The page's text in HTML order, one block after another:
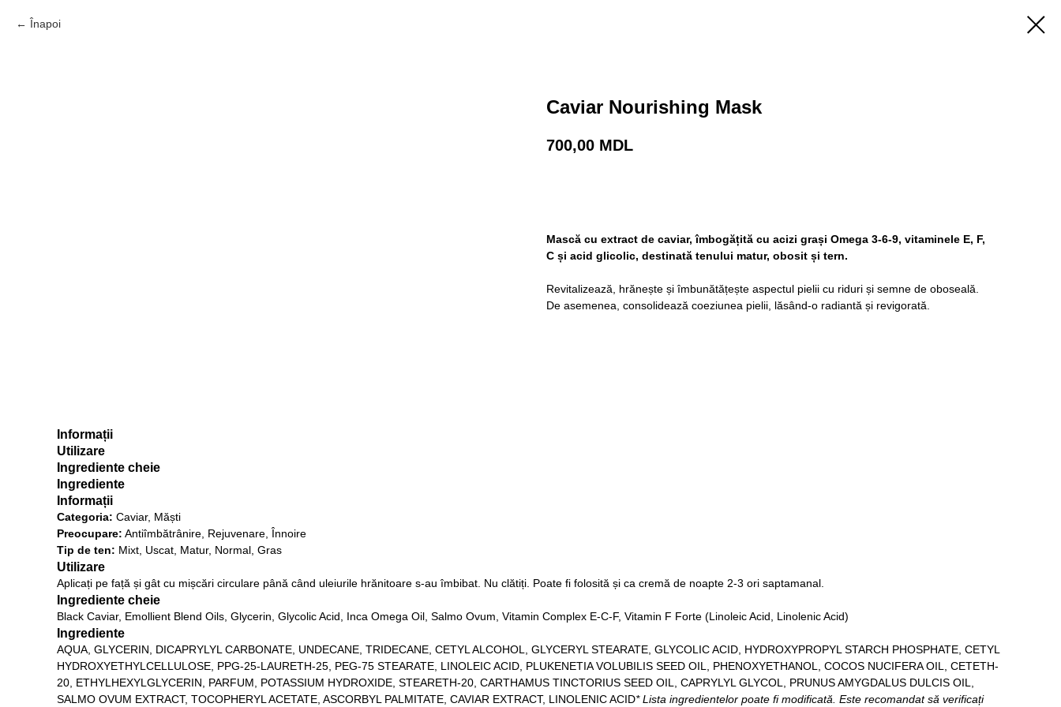
Înapoi
Caviar Nourishing Mask
700,00 MDL
Mască cu extract de caviar, îmbogățită cu acizi grași Omega 3-6-9, vitaminele E, F,
C și acid glicolic, destinată tenului matur, obosit și tern.
Revitalizează, hrănește și îmbunătățește aspectul pielii cu riduri și semne de oboseală.
De asemenea, consolidează coeziunea pielii, lăsând-o radiantă și revigorată.
Informații
Utilizare
Ingrediente cheie
Ingrediente
Informații
Categoria: Caviar, Măști
Preocupare: Antiîmbătrânire, Rejuvenare, Înnoire
Tip de ten: Mixt, Uscat, Matur, Normal, Gras
Utilizare
Aplicați pe față și gât cu mișcări circulare până când uleiurile hrănitoare s-au îmbibat. Nu clătiți. Poate fi folosită și ca cremă de noapte 2-3 ori saptamanal.
Ingrediente cheie
Black Caviar, Emollient Blend Oils, Glycerin, Glycolic Acid, Inca Omega Oil, Salmo Ovum, Vitamin Complex E-C-F, Vitamin F Forte (Linoleic Acid, Linolenic Acid)
Ingrediente
AQUA, GLYCERIN, DICAPRYLYL CARBONATE, UNDECANE, TRIDECANE, CETYL ALCOHOL, GLYCERYL STEARATE, GLYCOLIC ACID, HYDROXYPROPYL STARCH PHOSPHATE, CETYL
HYDROXYETHYLCELLULOSE, PPG-25-LAURETH-25, PEG-75 STEARATE, LINOLEIC ACID, PLUKENETIA VOLUBILIS SEED OIL, PHENOXYETHANOL, COCOS NUCIFERA OIL, CETETH-
20, ETHYLHEXYLGLYCERIN, PARFUM, POTASSIUM HYDROXIDE, STEARETH-20, CARTHAMUS TINCTORIUS SEED OIL, CAPRYLYL GLYCOL, PRUNUS AMYGDALUS DULCIS OIL,
SALMO OVUM EXTRACT, TOCOPHERYL ACETATE, ASCORBYL PALMITATE, CAVIAR EXTRACT, LINOLENIC ACID* Lista ingredientelor poate fi modificată. Este recomandat să verificați